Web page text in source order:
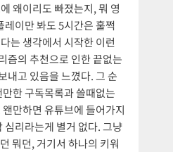
왜이리도 빠졌는지, 뭐 영
이만 봐도 5시간은 훌쩍
는 생각에서 시작한 이런
즘의 추천으로 인한 끝없는
내고 있음을 느꼈다. 그 순
한 구독목록과 쓸때없는
만하면 유튜브에 들어가지
심리라는게 별거 없다. 그냥
뭐던, 거기서 하나의 키워